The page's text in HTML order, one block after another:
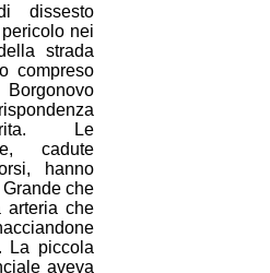
dissesto
nei
strada
compreso
Le
cadute
hanno
che
arteria che
La piccola
aveva